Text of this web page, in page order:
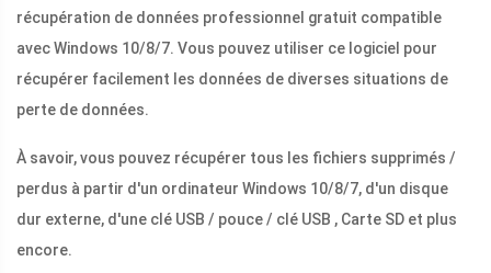
récupération de données professionnel gratuit compatible
avec Windows 10/8/7. Vous pouvez utiliser ce logiciel pour
récupérer facilement les données de diverses situations de
perte de données.
À savoir, vous pouvez récupérer tous les fichiers supprimés /
perdus à partir d'un ordinateur Windows 10/8/7, d'un disque
dur externe, d'une clé USB / pouce / clé USB , Carte SD et plus
encore.